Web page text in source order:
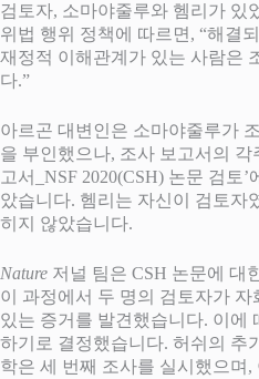
검토자, 소마야줄루와 헴리가 있
위법 행위 정책에 따르면, “해결
재정적 이해관계가 있는 사람은
다.”
아르곤 대변인은 소마야줄루가
을 부인했으나, 조사 보고서의 각
고서_NSF 2020(CSH) 논문 검토
았습니다. 헴리는 자신이 검토자
히지 않았습니다.
Nature 저널 팀은 CSH 논문에 대
이 과정에서 두 명의 검토자가 자
있는 증거를 발견했습니다. 이에
하기로 결정했습니다. 허쉬의 추
학은 세 번째 조사를 실시했으며,